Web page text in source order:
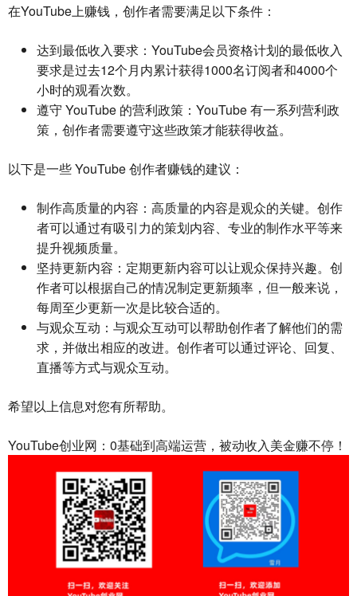
在YouTube上赚钱，创作者需要满足以下条件：
达到最低收入要求 ：YouTube会员资格计划的最低收入
要求是过去12个月内累计获得1000名订阅者和4000个
小时的观看次数。
遵守 YouTube 的营利政策 ：YouTube 有一系列营利政
策，创作者需要遵守这些政策才能获得收益。
以下是一些 YouTube 创作者赚钱的建议：
制作高质量的内容 ：高质量的内容是观众的关键。创作
者可以通过有吸引力的策划内容、专业的制作水平等来
提升视频质量。
坚持更新内容 ：定期更新内容可以让观众保持兴趣。创
作者可以根据自己的情况制定更新频率，但一般来说，
每周至少更新一次是比较合适的。
与观众互动 ：与观众互动可以帮助创作者了解他们的需
求，并做出相应的改进。创作者可以通过评论、回复、
直播等方式与观众互动。
希望以上信息对您有所帮助。
YouTube创业网：0基础到高端运营，被动收入美金赚不停！